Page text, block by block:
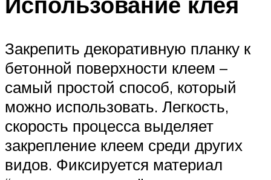
Закрепить декоративную планку к
бетонной поверхности клеем –
самый простой способ, который
можно использовать. Легкость,
скорость процесса выделяет
закрепление клеем среди других
видов. Фиксируется материал